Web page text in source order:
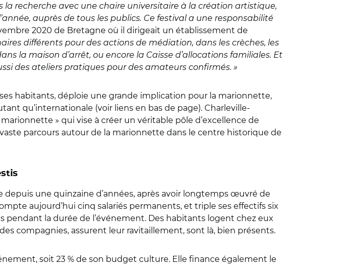
recherche avec une chaire universitaire à la création artistique,
auprès de tous les publics. Ce festival a une responsabilité
2020 de Bretagne où il dirigeait un établissement de
différents pour des actions de médiation, dans les crèches, les
la maison d’arrêt, ou encore la Caisse d’allocations familiales. Et
des ateliers pratiques pour des amateurs confirmés. »
habitants, déploie une grande implication pour la marionnette,
qu’internationale (voir liens en bas de page). Charleville-
» qui vise à créer un véritable pôle d’excellence de
parcours autour de la marionnette dans le centre historique de
depuis une quinzaine d’années, après avoir longtemps œuvré de
aujourd’hui cinq salariés permanents, et triple ses effectifs six
la durée de l’événement. Des habitants logent chez eux
compagnies, assurent leur ravitaillement, sont là, bien présents.
soit 23 % de son budget culture. Elle finance également le